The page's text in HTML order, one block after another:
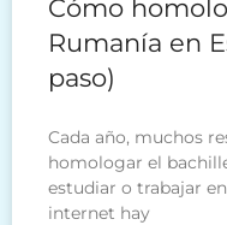
Cómo
Rumanía en
paso)
Cada año, muchos
homologar el
estudiar o trabajar
internet hay